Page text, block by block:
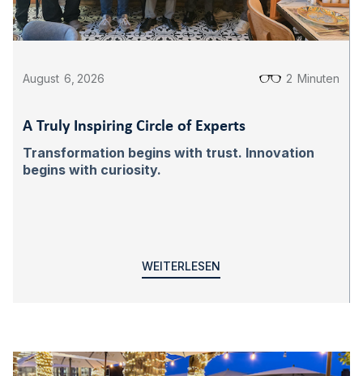
August 6 2026 2 Minuten
A Truly Inspiring Circle of Experts
Transformation begins with trust. Innovation
begins with curiosity.
WEITERLESEN